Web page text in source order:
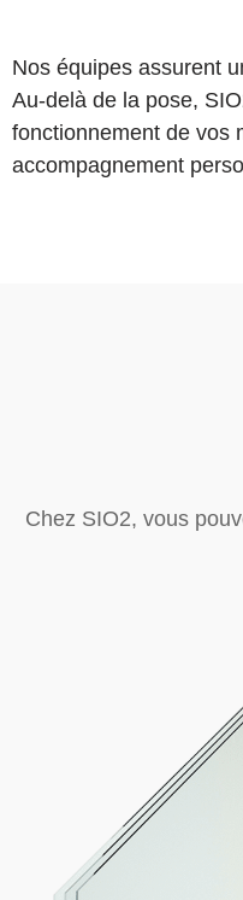
Nos équipes assurent
Au-delà de la pose,
fonctionnement de vos
accompagnement
Chez SIO2, vous